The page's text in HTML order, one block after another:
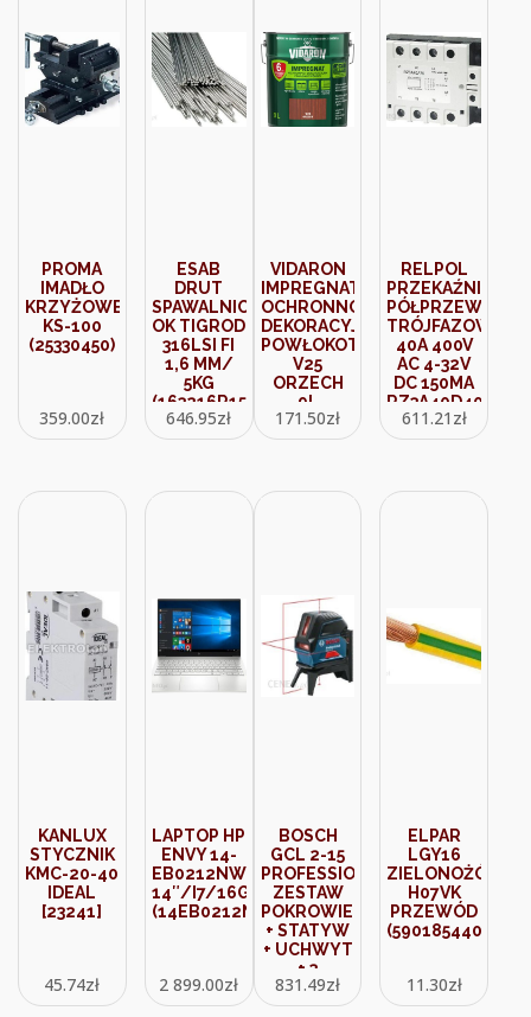
PROMA
IMADŁO
KRZYŻOWE
KS-100
(25330450)
359.00zł
ESAB
DRUT
SPAWALNICZY
OK TIGROD
316LSI FI
1,6 MM/
5KG
(163216R150PX5)
646.95zł
VIDARON
IMPREGNAT
OCHRONNO
DEKORACYJNY
POWŁOKOTWÓRCZY
V25
ORZECH
9L
171.50zł
RELPOL
PRZEKAŹNIK
TRÓJFAZOWY
40A 400V
AC 4-32V
DC 150MA
RZ3A40D40
611.21 zł
KANLUX
STYCZNIK
KMC-20-40
IDEAL
[23241]
45.74zł
LAPTOP HP
ENVY 14-
EB0212NW
14″/I7/16GB/512GB/WIN10
(14EB0212NW)
2 899.00zł
BOSCH
GCL 2-15
PROFESSIONAL
ZESTAW
POKROWIEC
+ STATYW
+ UCHWYT
+ 3
BATERIE
06159940FV
831.49zł
ELPAR
LGY16
ZIELONOŻÓŁTY
H07VK
PRZEWÓD
(5901854405957)
11.30zł